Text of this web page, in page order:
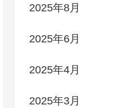
2025年8月
2025年6月
2025年4月
2025年3月